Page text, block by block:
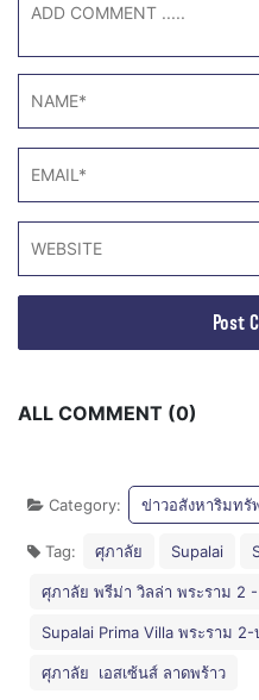
ALL COMMENT (0)
Category: ข่าวอสังหาริมทรั
Tag: ศุภาลัย Supalai
ศุภาลัย พรีม่า วิลล่า พระราม 2
Supalai Prima Villa พระราม
ศุภาลัย เอสเซ้นส์ ลาดพร้าว